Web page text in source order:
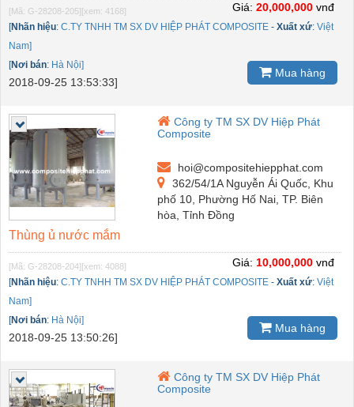
[Mã: G-28208-205] [xem: 4168]
[Nhãn hiệu: C.TY TNHH TM SX DV HIỆP PHÁT COMPOSITE - Xuất xứ: Việt
Nam]
[Nơi bán: Hà Nội]
2018-09-25 13:53:33]
Giá: 20,000,000 vnđ
Mua hàng
Công ty TM SX DV Hiệp Phát
Composite
hoi@compositehiepphat.com
362/54/1A Nguyễn Ái Quốc, Khu
phố 10, Phường Hố Nai, TP. Biên
hòa, Tỉnh Đồng
Thùng ủ nước mắm
[Mã: G-28208-204] [xem: 4088]
[Nhãn hiệu: C.TY TNHH TM SX DV HIỆP PHÁT COMPOSITE - Xuất xứ: Việt
Nam]
[Nơi bán: Hà Nội]
2018-09-25 13:50:26]
Giá: 10,000,000 vnđ
Mua hàng
Công ty TM SX DV Hiệp Phát
Composite